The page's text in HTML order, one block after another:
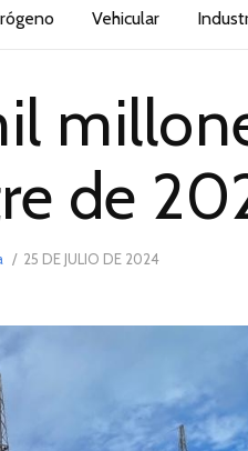
Vehicular
de
POSTED
25 DE JULIO DE 2024